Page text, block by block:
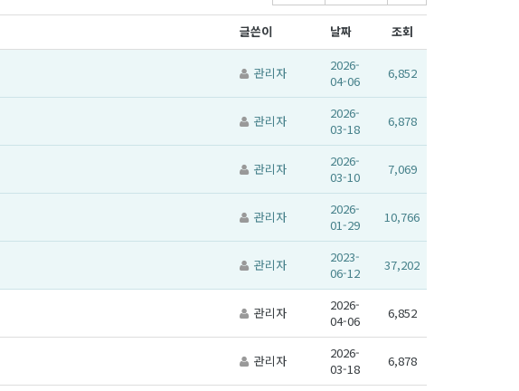
글쓴이 날짜 조회
관리자
2026-
04-06
6,852
관리자
2026-
03-18
6,878
관리자
2026-
03-10
7,069
관리자
2026-
01-29
10,766
관리자
2023-
06-12
37,202
관리자
2026-
04-06
6,852
관리자
2026-
03-18
6,878